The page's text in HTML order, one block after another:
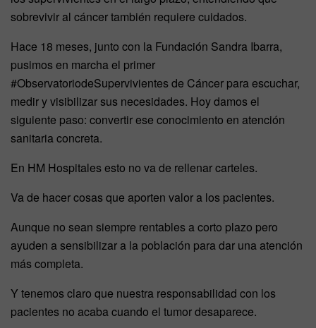
sobrevivir al cáncer también requiere cuidados.
Hace 18 meses, junto con la Fundación Sandra Ibarra,
pusimos en marcha el primer
#ObservatoriodeSupervivientes de Cáncer para escuchar,
medir y visibilizar sus necesidades. Hoy damos el
siguiente paso: convertir ese conocimiento en atención
sanitaria concreta.
En HM Hospitales esto no va de rellenar carteles.
Va de hacer cosas que aporten valor a los pacientes.
Aunque no sean siempre rentables a corto plazo pero
ayuden a sensibilizar a la población para dar una atención
más completa.
Y tenemos claro que nuestra responsabilidad con los
pacientes no acaba cuando el tumor desaparece.